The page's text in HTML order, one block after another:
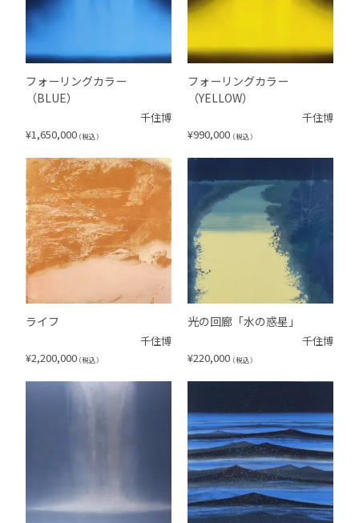
フォーリングカラー
（BLUE）
千住博
¥1,650,000 （税込）
フォーリングカラー
（YELLOW）
千住博
¥990,000 （税込）
ライフ
千住博
¥2,200,000 （税込）
光の回廊「水の惑星」
千住博
¥220,000 （税込）